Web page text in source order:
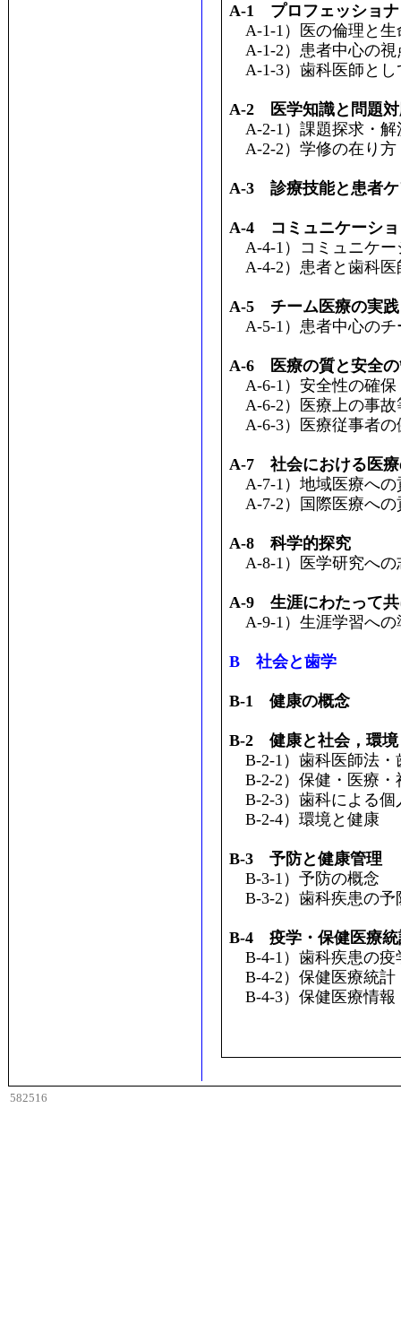
A-1 プロフェッショナ
A-1-1）医の倫理と生
A-1-2）患者中心の視
A-1-3）歯科医師とし
A-2 医学知識と問題対
A-2-1）課題探求・解
A-2-2）学修の在り方
A-3 診療技能と患者
A-4 コミュニケーショ
A-4-1）コミュニケー
A-4-2）患者と歯科医
A-5 チーム医療の実践
A-5-1）患者中心のチ
A-6 医療の質と安全の
A-6-1）安全性の確保
A-6-2）医療上の事故
A-6-3）医療従事者の
A-7 社会における医療
A-7-1）地域医療への
A-7-2）国際医療への
A-8 科学的探究
A-8-1）医学研究への
A-9 生涯にわたって共
A-9-1）生涯学習への
B 社会と歯学
B-1 健康の概念
B-2 健康と社会，環境
B-2-1）歯科医師法・
B-2-2）保健・医療・
B-2-3）歯科による個
B-2-4）環境と健康
B-3 予防と健康管理
B-3-1）予防の概念
B-3-2）歯科疾患の予
B-4 疫学・保健医療統
B-4-1）歯科疾患の疫
B-4-2）保健医療統計
B-4-3）保健医療情報
582516